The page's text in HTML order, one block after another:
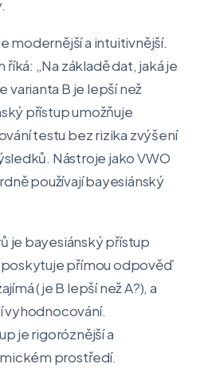
modernější a intuitivnější.
„Na základě dat, jaká je
B je lepší než
přístup umožňuje
testu bez rizika zvýšení
Nástroje jako VWO
používají bayesiánský
je bayesiánský přístup
přímou odpověď
(je B lepší než A?), a
vyhodnocování.
je rigoróznější a
prostředí.